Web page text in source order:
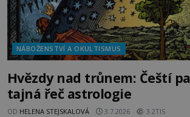
NÁBOŽENSTVÍ A OKULTISMUS
Hvězdy nad trůnem: Čeští
tajná řeč astrologie
OD HELENA STEJSKALOVÁ 3.7.2026 3.2TIS